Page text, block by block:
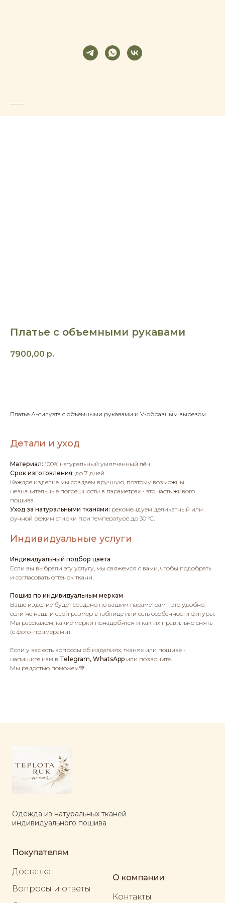
Платье с объемными рукавами
7900,00 р.
Платье А-силуэта с объемными рукавами и V-образным вырезом.
Детали и уход
Материал: 100% натуральный умягченный лён
Срок изготовления: до 7 дней
Каждое изделие мы создаем вручную, поэтому возможны
незначительные погрешности в параметрах - это часть живого
пошива.
Уход за натуральными тканями: рекомендуем деликатный или
ручной режим стирки при температуре до 30 °C.
Индивидуальные услуги
Индивидуальный подбор цвета
Если вы выбрали эту услугу, мы свяжемся с вами, чтобы подобрать
и согласовать оттенок ткани.
Пошив по индивидуальным меркам
Ваше изделие будет создано по вашим параметрам - это удобно,
если не нашли свой размер в таблице или есть особенности фигуры.
Мы расскажем, какие мерки понадобятся и как их правильно снять
(с фото-примерами).
Если у вас есть вопросы об изделиях, тканях или пошиве -
напишите нам в Telegram, WhatsApp или позвоните.
Мы радостью поможем💚
Одежда из натуральных тканей
индивидуального пошива
Покупателям
Доставка
Вопросы и ответы
О компании
Контакты